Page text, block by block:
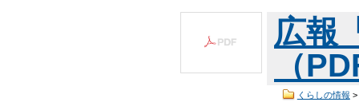
広報
（
くらしの情報 >